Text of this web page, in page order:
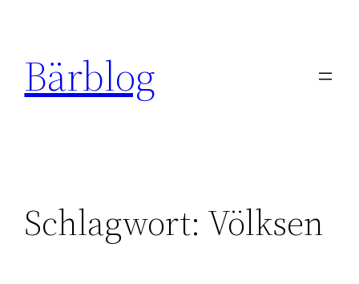
springen
Bärblog
Schlagwort: Völksen